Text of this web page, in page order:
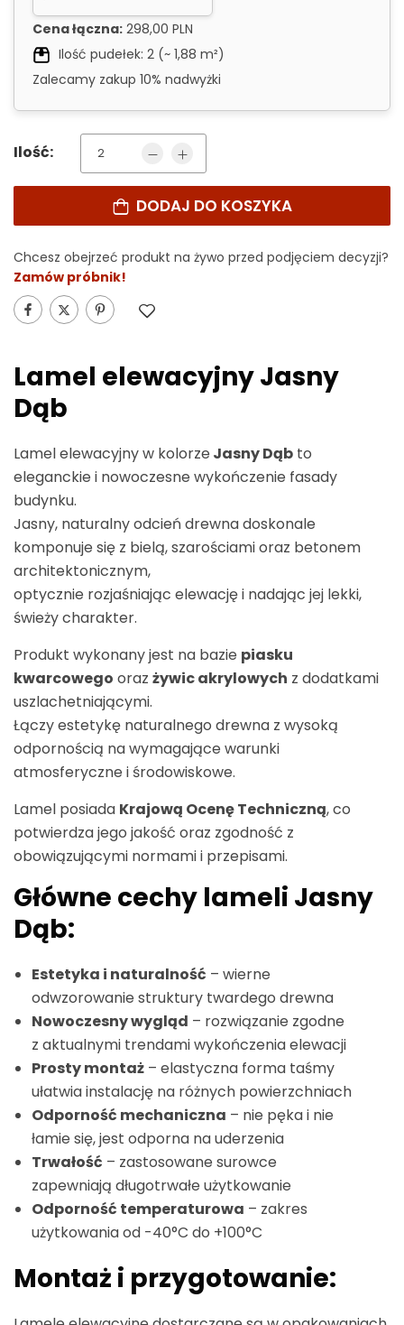
Cena łączna: 298,00 PLN
Ilość pudełek: 2 (~ 1,88 m²)
Zalecamy zakup 10% nadwyżki
Ilość:
DODAJ DO KOSZYKA
Chcesz obejrzeć produkt na żywo przed podjęciem decyzji?
Zamów próbnik!
Alternative:
Lamel elewacyjny Jasny
Dąb
Lamel elewacyjny w kolorze Jasny Dąb to
eleganckie i nowoczesne wykończenie fasady
budynku.
Jasny, naturalny odcień drewna doskonale
komponuje się z bielą, szarościami oraz betonem
architektonicznym,
optycznie rozjaśniając elewację i nadając jej lekki,
świeży charakter.
Produkt wykonany jest na bazie piasku
kwarcowego oraz żywic akrylowych z dodatkami
uszlachetniającymi.
Łączy estetykę naturalnego drewna z wysoką
odpornością na wymagające warunki
atmosferyczne i środowiskowe.
Lamel posiada Krajową Ocenę Techniczną, co
potwierdza jego jakość oraz zgodność z
obowiązującymi normami i przepisami.
Główne cechy lameli Jasny
Dąb:
Estetyka i naturalność – wierne
odwzorowanie struktury twardego drewna
Nowoczesny wygląd – rozwiązanie zgodne
z aktualnymi trendami wykończenia elewacji
Prosty montaż – elastyczna forma taśmy
ułatwia instalację na różnych powierzchniach
Odporność mechaniczna – nie pęka i nie
łamie się, jest odporna na uderzenia
Trwałość – zastosowane surowce
zapewniają długotrwałe użytkowanie
Odporność temperaturowa – zakres
użytkowania od -40°C do +100°C
Montaż i przygotowanie: